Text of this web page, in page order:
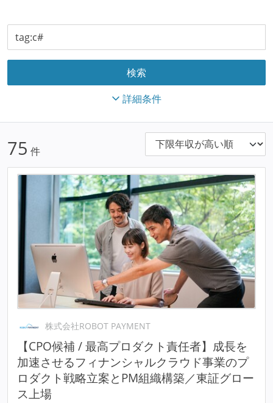
詳細条件
75 件
株式会社ROBOT PAYMENT
【CPO候補 / 最高プロダクト責任者】成長を
加速させるフィナンシャルクラウド事業のプ
ロダクト戦略立案とPM組織構築／東証グロー
ス上場